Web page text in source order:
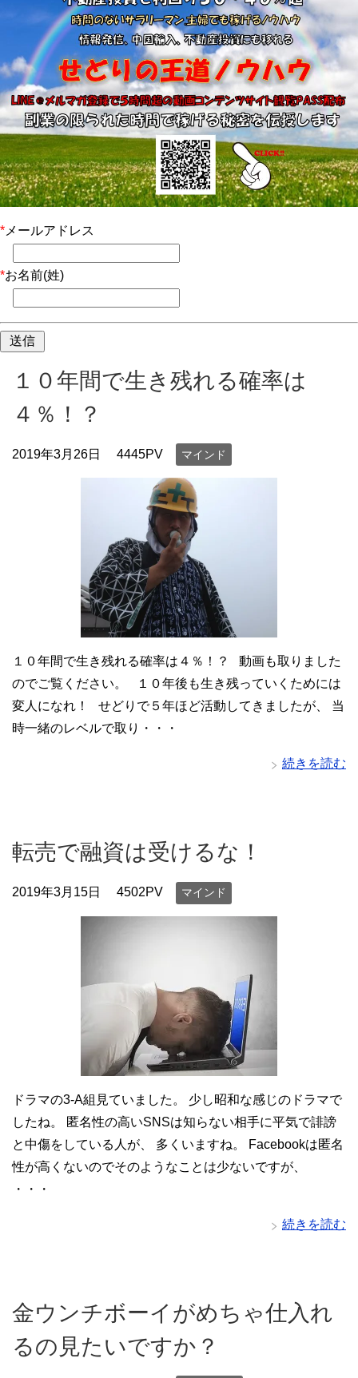
* メールアドレス
*お名前(姓)
１０年間で生き残れる確率は
４％！？
2019年3月26日 4445PV マインド
１０年間で生き残れる確率は４％！？ 動画も取りました
のでご覧ください。 １０年後も生き残っていくためには
変人になれ！ せどりで５年ほど活動してきましたが、 当
時一緒のレベルで取り・・・
続きを読む
転売で融資は受けるな！
2019年3月15日 4502PV マインド
ドラマの3-A組見ていました。 少し昭和な感じのドラマで
したね。 匿名性の高いSNSは知らない相手に平気で誹謗
と中傷をしている人が、 多くいますね。 Facebookは匿名
性が高くないのでそのようなことは少ないですが、
・・・
続きを読む
金ウンチボーイがめちゃ仕入れ
るの見たいですか？